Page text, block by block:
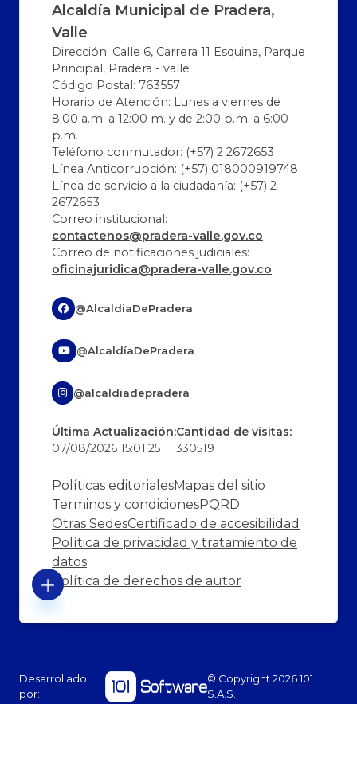
Alcaldía Municipal de Pradera,
Valle
Dirección: Calle 6, Carrera 11 Esquina, Parque
Principal, Pradera - valle
Código Postal: 763557
Horario de Atención: Lunes a viernes de
8:00 a.m. a 12:00 m. y de 2:00 p.m. a 6:00
p.m.
Teléfono conmutador: (+57) 2 2672653
Línea Anticorrupción: (+57) 018000919748
Línea de servicio a la ciudadanía: (+57) 2
2672653
Correo institucional:
contactenos@pradera-valle.gov.co
Correo de notificaciones judiciales:
oficinajuridica@pradera-valle.gov.co
@AlcaldiaDePradera
@AlcaldíaDePradera
@alcaldiadepradera
Última Actualización:
07/08/2026 15:01:25
Cantidad de visitas:
330519
Políticas editorialesMapas del sitio
Terminos y condicionesPQRD
Otras SedesCertificado de accesibilidad
Política de privacidad y tratamiento de
datos
Política de derechos de autor
Desarrollado
por:
© Copyright2026101
S.A.S.